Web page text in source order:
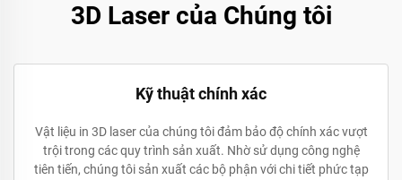
3D Laser của Chúng tôi
Kỹ thuật chính xác
Vật liệu in 3D laser của chúng tôi đảm bảo độ chính xác vượt
trội trong các quy trình sản xuất. Nhờ sử dụng công nghệ
tiên tiến, chúng tôi sản xuất các bộ phận với chi tiết phức tạp